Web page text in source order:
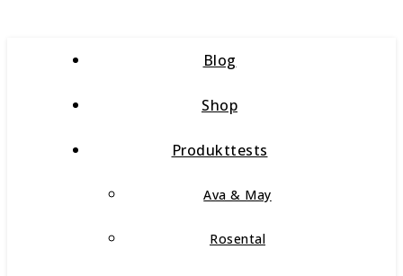
Blog
Shop
Produkttests
Ava & May
Rosental